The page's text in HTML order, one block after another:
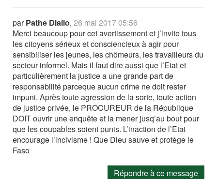
parPathe Diallo,26 mai 2017 05:56
Merci beaucoup pour cet avertissement et j’invite tous
les citoyens sérieux et consciencieux à agir pour
sensibiliser les jeunes, les chômeurs, les travailleurs du
secteur informel. Mais il faut dire aussi que l’Etat et
particulièrement la justice a une grande part de
responsabilité parceque aucun crime ne doit rester
impuni. Après toute agression de la sorte, toute action
de justice privée, le PROCUREUR de la République
DOIT ouvrir une enquête et la mener jusq’au bout pour
que les coupables soient punis. L’inaction de l’Etat
encourage l’incivisme ! Que Dieu sauve et protège le
Faso
Répondre à ce message